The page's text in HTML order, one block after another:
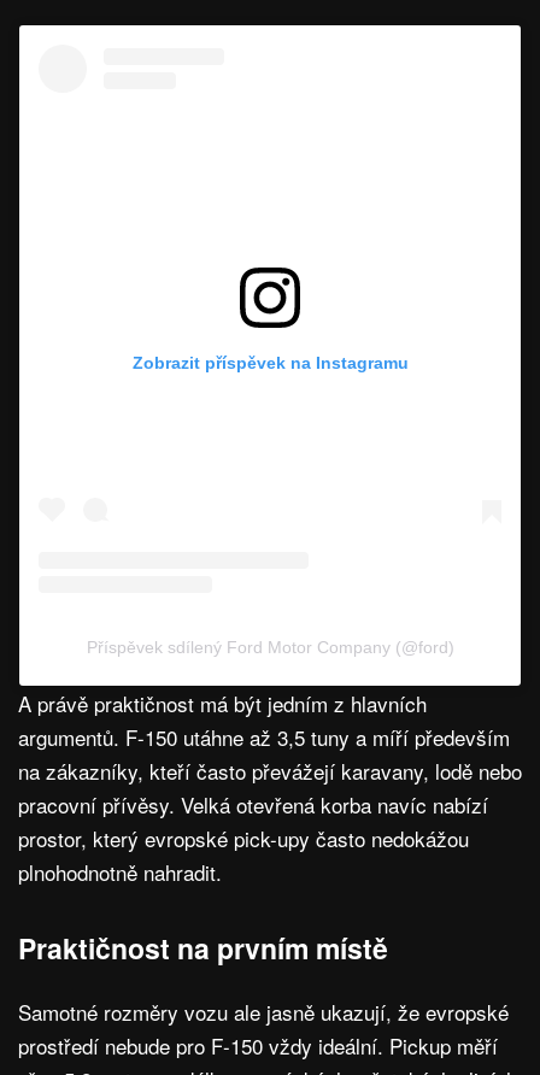
Zobrazit příspěvek na Instagramu
Příspěvek sdílený Ford Motor Company (@ford)
A právě praktičnost má být jedním z hlavních
argumentů. F-150 utáhne až 3,5 tuny a míří především
na zákazníky, kteří často převážejí karavany, lodě nebo
pracovní přívěsy. Velká otevřená korba navíc nabízí
prostor, který evropské pick-upy často nedokážou
plnohodnotně nahradit.
Praktičnost na prvním místě
Samotné rozměry vozu ale jasně ukazují, že evropské
prostředí nebude pro F-150 vždy ideální. Pickup měří